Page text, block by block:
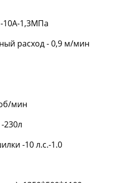
10А-1,3МПа
расход - 0,9 м/мин
мин
230л
-10 л.с.-1.0